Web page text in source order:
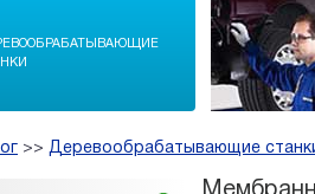
>> Деревообрабатывающие